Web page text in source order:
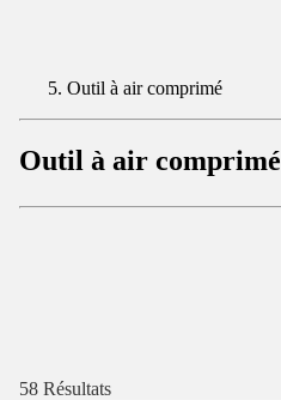
Outil à air comprimé
Outil à air comprimé
58 Résultats